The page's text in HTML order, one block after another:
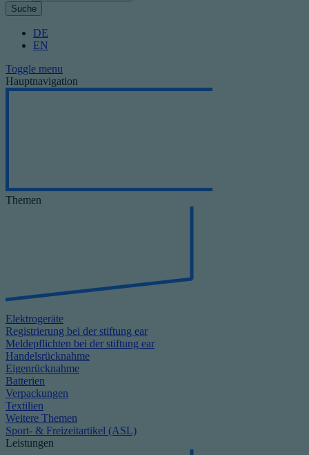
DE
EN
Toggle menu
Hauptnavigation
Themen
Elektrogeräte
Registrierung bei der stiftung ear
Meldepflichten bei der stiftung ear
Handelsrücknahme
Eigenrücknahme
Batterien
Verpackungen
Textilien
Weitere Themen
Sport- & Freizeitartikel (ASL)
Leistungen